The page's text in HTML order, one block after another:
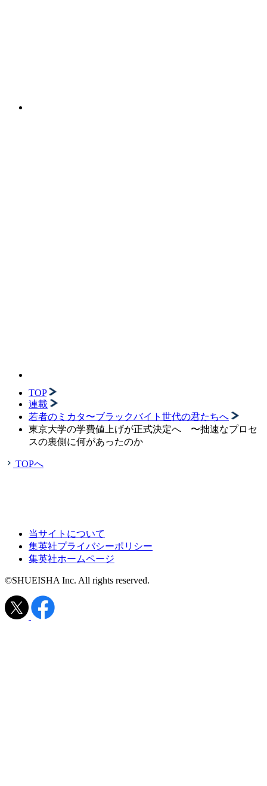
TOP
連載
若者のミカタ〜ブラックバイト世代の君たちへ
東京大学の学費値上げが正式決定へ 〜拙速なプロセ
スの裏側に何があったのか
TOPへ
当サイトについて
集英社プライバシーポリシー
集英社ホームページ
©SHUEISHA Inc. All rights reserved.